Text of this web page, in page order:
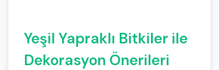
Yeşil Yapraklı Bitkiler ile
Dekorasyon Önerileri